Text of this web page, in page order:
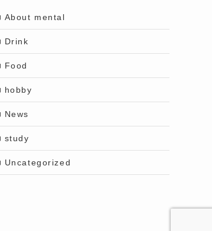
About mental
Drink
Food
hobby
News
study
Uncategorized